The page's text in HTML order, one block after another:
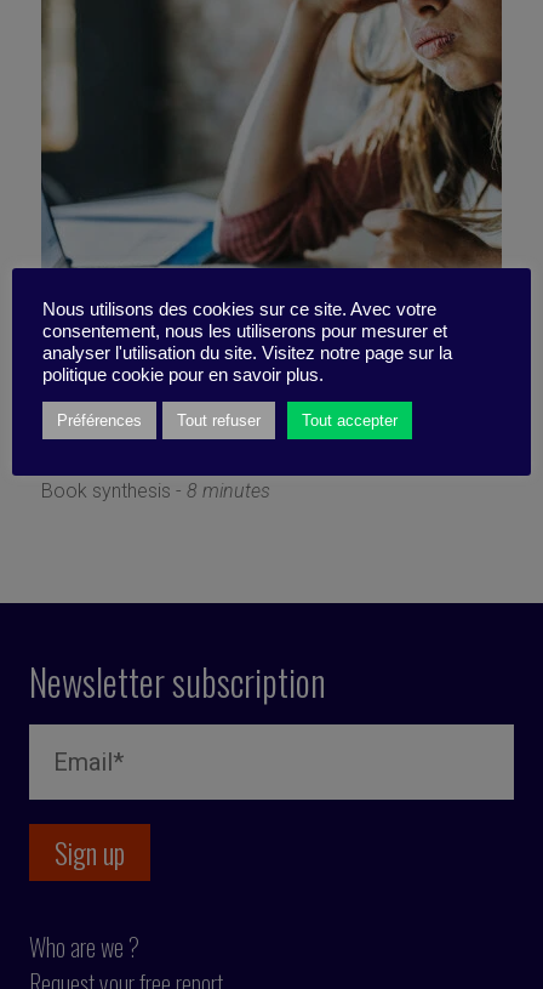
Boredom: A catalyst for
action
Book synthesis - 8 minutes
Newsletter subscription
Who are we ?
Nous utilisons des cookies sur ce site. Avec votre
consentement, nous les utiliserons pour mesurer et
analyser l'utilisation du site. Visitez notre page sur la
politique cookie pour en savoir plus.
Préférences Tout refuser Tout accepter